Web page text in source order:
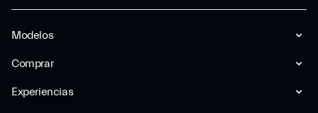
Modelos
Comprar
Experiencias